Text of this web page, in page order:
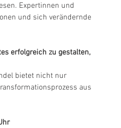
Expertinnen und
und sich verändernde
erfolgreich zu gestalten,
bietet nicht nur
aus